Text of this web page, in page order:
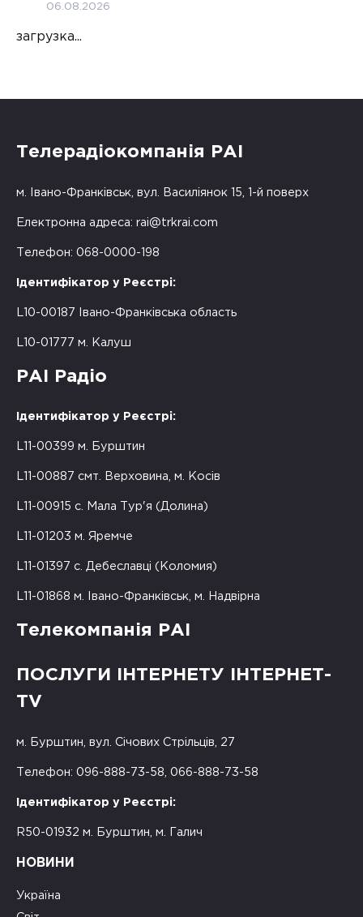
06.08.2026
загрузка...
Телерадіокомпанія РАІ
м. Івано-Франківськ, вул. Василіянок 15, 1-й поверх
Електронна адреса: rai@trkrai.com
Телефон: 068-0000-198
Ідентифікатор у Реєстрі:
L10-00187 Івано-Франківська область
L10-01777 м. Калуш
РАІ Радіо
Ідентифікатор у Реєстрі:
L11-00399 м. Бурштин
L11-00887 смт. Верховина, м. Косів
L11-00915 с. Мала Тур'я (Долина)
L11-01203 м. Яремче
L11-01397 с. Дебеславці (Коломия)
L11-01868 м. Івано-Франківськ, м. Надвірна
Телекомпанія РАІ
ПОСЛУГИ ІНТЕРНЕТУ ІНТЕРНЕТ-
TV
м. Бурштин, вул. Січових Стрільців, 27
Телефон: 096-888-73-58, 066-888-73-58
Ідентифікатор у Реєстрі:
R50-01932 м. Бурштин, м. Галич
НОВИНИ
Україна